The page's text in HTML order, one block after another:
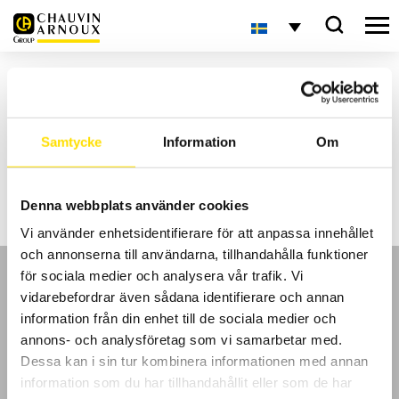
Samtycke Information Om
Denna webbplats använder cookies
Vi använder enhetsidentifierare för att anpassa innehållet
och annonserna till användarna, tillhandahålla funktioner
för sociala medier och analysera vår trafik. Vi
vidarebefordrar även sådana identifierare och annan
information från din enhet till de sociala medier och
annons- och analysföretag som vi samarbetar med.
Dessa kan i sin tur kombinera informationen med annan
information som du har tillhandahållit eller som de har
AOIP
GDPR
Köpvillkor